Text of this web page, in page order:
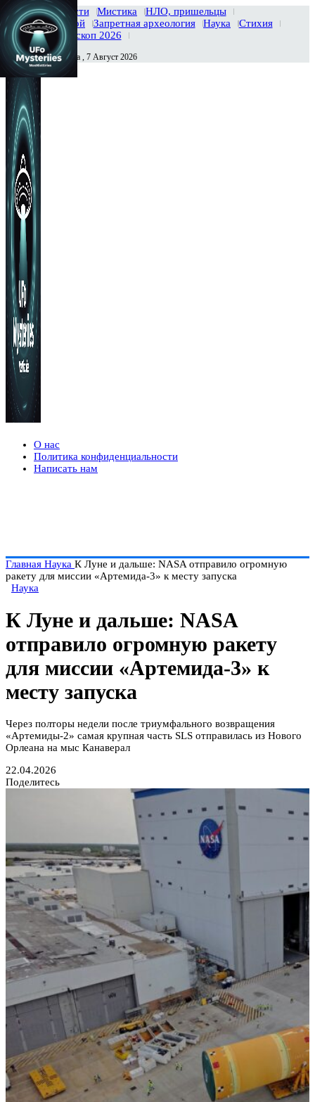
Главная Новости Мистика
НЛО, пришельцы
Тайны вселенной
Запретная археология Наука
Стихия
История
Гороскоп 2026
Сегодня Пятница , 7 Август 2026
О нас
Политика конфиденциальности
Написать нам
Главная Наука К Луне и дальше: NASA отправило огромную
ракету для миссии «Артемида-3» к месту запуска
Наука
К Луне и дальше: NASA
отправило огромную ракету
для миссии «Артемида-3» к
месту запуска
Через полторы недели после триумфального возвращения
«Артемиды-2» самая крупная часть SLS отправилась из Нового
Орлеана на мыс Канаверал
22.04.2026
Поделитесь